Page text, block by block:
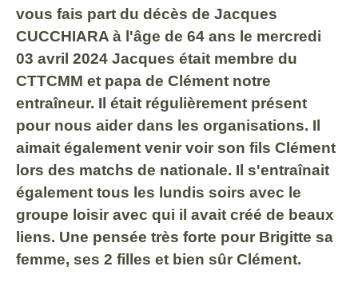
vous fais part du décès de Jacques
CUCCHIARA à l'âge de 64 ans le mercredi
03 avril 2024 Jacques était membre du
CTTCMM et papa de Clément notre
entraîneur. Il était régulièrement présent
pour nous aider dans les organisations. Il
aimait également venir voir son fils Clément
lors des matchs de nationale. Il s'entraînait
également tous les lundis soirs avec le
groupe loisir avec qui il avait créé de beaux
liens. Une pensée très forte pour Brigitte sa
femme, ses 2 filles et bien sûr Clément.